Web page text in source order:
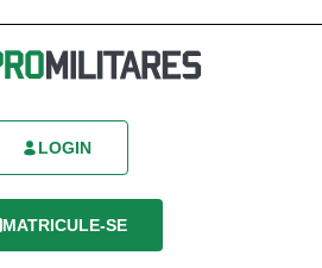
LOGIN
MATRICULE-SE